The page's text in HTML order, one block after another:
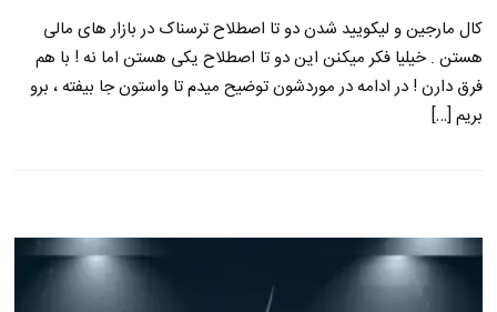
کال مارجین و لیکویید شدن دو تا اصطلاح ترسناک در بازار های مالی
هستن . خیلیا فکر میکنن این دو تا اصطلاح یکی هستن اما نه ! با هم
فرق دارن ! در ادامه در موردشون توضیح میدم تا واستون جا بیفته ، برو
بریم […]